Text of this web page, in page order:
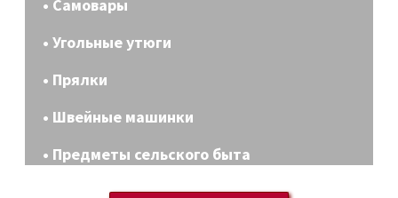
• Самовары
• Угольные утюги
• Прялки
• Швейные машинки
• Предметы сельского быта